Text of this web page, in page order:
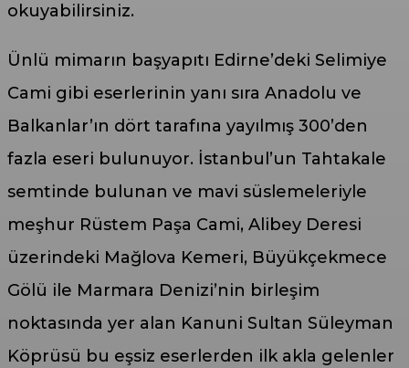
okuyabilirsiniz.
Ünlü mimarın başyapıtı Edirne’deki Selimiye
Cami gibi eserlerinin yanı sıra Anadolu ve
Balkanlar’ın dört tarafına yayılmış 300’den
fazla eseri bulunuyor. İstanbul’un Tahtakale
semtinde bulunan ve mavi süslemeleriyle
meşhur Rüstem Paşa Cami, Alibey Deresi
üzerindeki Mağlova Kemeri, Büyükçekmece
Gölü ile Marmara Denizi’nin birleşim
noktasında yer alan Kanuni Sultan Süleyman
Köprüsü bu eşsiz eserlerden ilk akla gelenler